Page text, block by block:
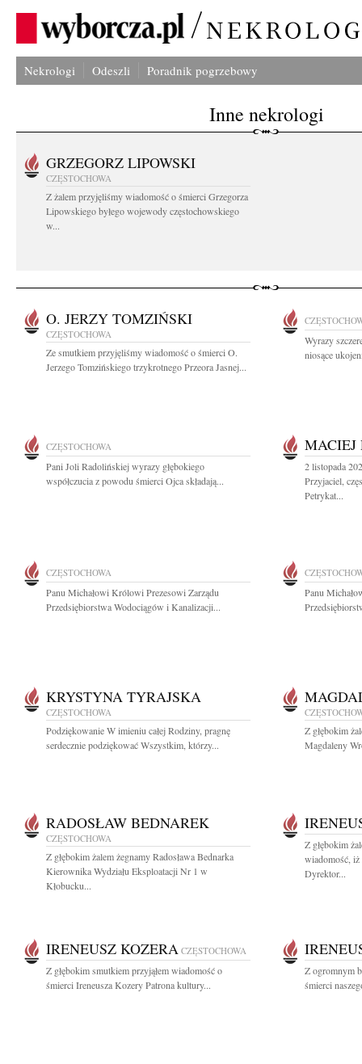
Nekrologi Odeszli Poradnik pogrzebowy
Inne nekrologi
GRZEGORZ LIPOWSKI
CZĘSTOCHOWA
Z żalem przyjęliśmy wiadomość o śmierci Grzegorza
Lipowskiego byłego wojewody częstochowskiego
w...
O. JERZY TOMZIŃSKI
CZĘSTOCHOWA
Ze smutkiem przyjęliśmy wiadomość o śmierci O.
Jerzego Tomzińskiego trzykrotnego Przeora Jasnej...
Wyrazy
niosące
CZĘSTOCHOWA
Pani Joli Radolińskiej wyrazy głębokiego
współczucia z powodu śmierci Ojca składają...
MACIEJ
2 listopada
Przyjaciel,
Petrykat...
CZĘSTOCHOWA
Panu Michałowi Królowi Prezesowi Zarządu
Przedsiębiorstwa Wodociągów i Kanalizacji...
Panu
KRYSTYNA TYRAJSKA
CZĘSTOCHOWA
Podziękowanie W imieniu całej Rodziny, pragnę
serdecznie podziękować Wszystkim, którzy...
Z głębokim
Magdaleny
RADOSŁAW BEDNAREK
CZĘSTOCHOWA
Z głębokim żalem żegnamy Radosława Bednarka
Kierownika Wydziału Eksploatacji Nr 1 w
Kłobucku...
Z głębokim
wiadomość, iż
Dyrektor...
IRENEUSZ KOZERA CZĘSTOCHOWA
Z głębokim smutkiem przyjąłem wiadomość o
śmierci Ireneusza Kozery Patrona kultury...
Z ogromnym
śmierci